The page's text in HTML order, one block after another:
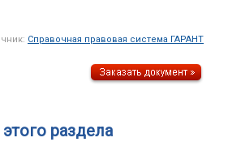
Справочная правовая система ГАРАНТ
раздела